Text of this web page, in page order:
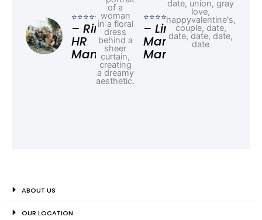
⭐⭐⭐⭐⭐
– Rina,
HR
Manager
⭐⭐⭐⭐⭐
– Linda,
Marketing
Manager
ABOUT US
OUR LOCATION